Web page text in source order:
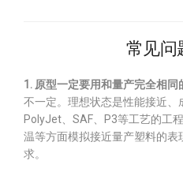
常见问
1. 原型一定要用和量产完全相同
不一定。理想状态是性能接近、
PolyJet、SAF、P3等工艺的工
温等方面模拟接近量产塑料的
求。